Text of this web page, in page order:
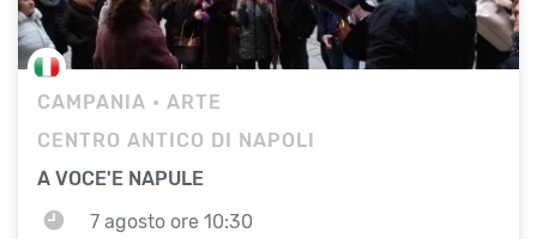
CAMPANIA • ARTE
CENTRO ANTICO DI NAPOLI
A VOCE'E NAPULE
7 agosto ore 10:30